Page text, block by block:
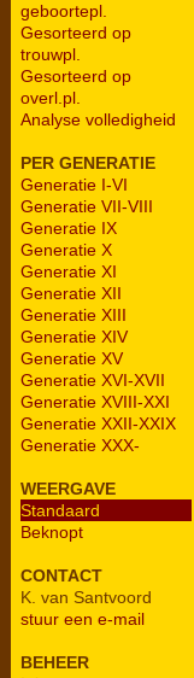
geboortepl.
Gesorteerd op
trouwpl.
Gesorteerd op
overl.pl.
Analyse volledigheid
PER GENERATIE
Generatie I-VI
Generatie VII-VIII
Generatie IX
Generatie X
Generatie XI
Generatie XII
Generatie XIII
Generatie XIV
Generatie XV
Generatie XVI-XVII
Generatie XVIII-XXI
Generatie XXII-XXIX
Generatie XXX-
WEERGAVE
Standaard
Beknopt
CONTACT
K. van Santvoord
stuur een e-mail
BEHEER